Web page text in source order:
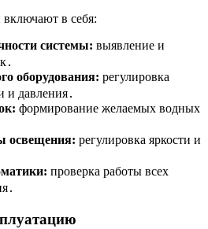
в себя:
системы: выявление и
оборудования: регулировка
и давления․
формирование желаемых водных
освещения: регулировка яркости и
проверка работы всех